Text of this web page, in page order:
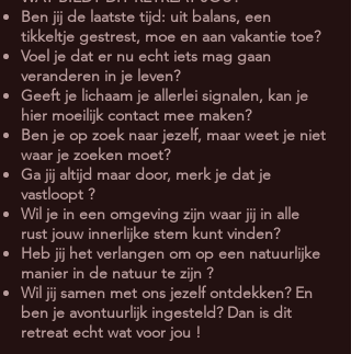
Ben jij de laatste tijd: uit balans, een
tikkeltje gestrest, moe en aan vakantie toe?
Voel je dat er nu echt iets mag gaan
veranderen in je leven?
Geeft je lichaam je allerlei signalen, kan je
hier moeilijk contact mee maken?
Ben je op zoek naar jezelf, maar weet je niet
waar je zoeken moet?
Ga jij altijd maar door, merk je dat je
vastloopt ?
Wil je in een omgeving zijn waar jij in alle
rust jouw innerlijke stem kunt vinden?
Heb jij het verlangen om op een natuurlijke
manier in de natuur te zijn ?
Wil jij samen met ons jezelf ontdekken? En
ben je avontuurlijk ingesteld? Dan is dit
retreat echt wat voor jou !